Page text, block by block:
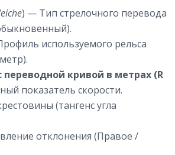
) — Тип стрелочного перевода
используемого рельса
переводной кривой в метрах (R
показатель скорости.
(тангенс угла
отклонения (Правое /